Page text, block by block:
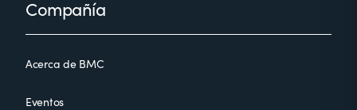
FooterCompañía
Acerca de BMC
Eventos